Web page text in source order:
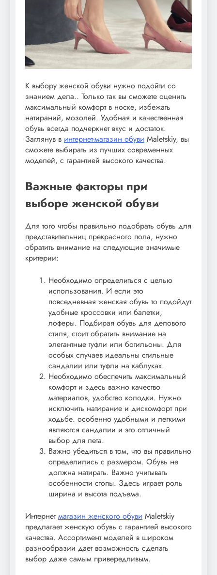
К выбору женской обуви нужно подойти со
знанием дела.. Только так вы сможете оценить
максимальный комфорт в носке, избежать
натираний, мозолей. Удобная и качественная
обувь всегда подчеркнет вкус и достаток.
Заглянув в интернет-магазин обуви Maletskiy, вы
сможете выбирать из лучших современных
моделей, с гарантией высокого качества.
Важные факторы при
выборе женской обуви
Для того чтобы правильно подобрать обувь для
представительниц прекрасного пола, нужно
обратить внимание на следующие значимые
критерии:
Необходимо определиться с целью
использования. И если это
повседневная женская обувь то подойдут
удобные кроссовки или балетки,
лоферы. Подбирая обувь для делового
стиля, стоит обратить внимание на
элегантные туфли или ботильоны. Для
особых случаев идеальны стильные
сандалии или туфли на каблуках.
Необходимо обеспечить максимальный
комфорт и здесь важно качество
материалов, удобство колодки. Нужно
исключить натирание и дискомфорт при
ходьбе. особенно удобными и легкими
являются сандалии и это отличный
выбор для лета.
Важно убедиться в том, что вы правильно
определились с размером. Обувь не
должна натирать. Важно учитывать
особенности стопы. Здесь играет роль
ширина и высота подъема.
Интернетмагазин женского обуви Maletskiy
предлагает женскую обувь с гарантией высокого
качества. Ассортимент моделей в широком
разнообразии дает возможность сделать
выбор даже самым привередливым.